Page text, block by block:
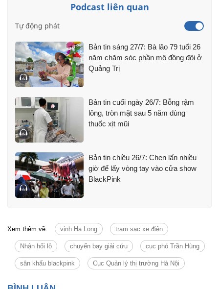
Podcast liên quan
Tự động phát
Bản tin sáng 27/7: Bà lão 79 tuổi 26
năm chăm sóc phần mộ đồng đội ở
Quảng Trị
Bản tin cuối ngày 26/7: Bỗng rậm
lông, tròn mặt sau 5 năm dùng
thuốc xịt mũi
Bản tin chiều 26/7: Chen lấn nhiều
giờ để lấy vòng tay vào cửa show
BlackPink
Xem thêm về: vịnh Hạ Long trạm sạc xe điện
Nhận hối lộ chuyến bay giải cứu cục phó Trần Hùng
sân khấu blackpink Cục Quản lý thị trường Hà Nội